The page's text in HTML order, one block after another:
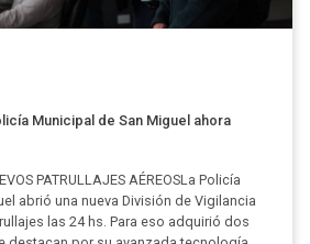
Municipal de San Miguel ahora
PATRULLAJES AÉREOSLa Policía
abrió una nueva División de Vigilancia
las 24 hs. Para eso adquirió dos